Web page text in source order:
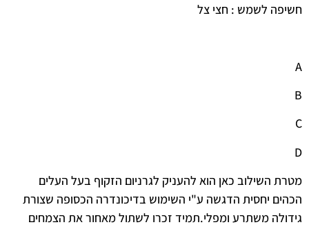
חשיפה לשמש : חצי צל
A
B
C
D
מטרת השילוב כאן הוא להעניק לגרניום הזקוף בעל העלים
הכהים יחסית הדגשה ע"י השימוש בדיכונדרה הכסופה שצורת
גידולה משתרע ומפלי.תמיד זכרו לשתול מאחור את הצמחים